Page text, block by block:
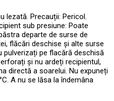
lezată. Precauții: Pericol.
sub presiune: Poate
departe de surse de
flăcări deschise și alte surse
pulverizați pe flacără deschisă
și nu ardeți recipientul,
directă a soarelui. Nu expuneți
A nu se lăsa la îndemâna